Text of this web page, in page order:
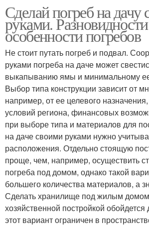
Сделай погреб на дачу
руками.
особенности погребов
Не стоит путать погреб и подвал.
руками погреба на даче может
выкапыванию ямы и минимальному ее
Выбор типа конструкции зависит от
например, от ее целевого
условий региона, финансовых
при выборе типа и материалов для
на даче своими руками нужно
расположения. Отдельно стоящую
проще, чем, например, осуществить
погреба под домом, однако такой
большего количества материалов, а
Сделать хранилище под жилым
хозяйственной постройкой
этот вариант ограничен в